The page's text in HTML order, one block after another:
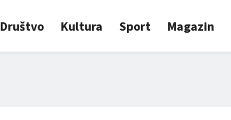
Društvo Kultura Sport Magazin